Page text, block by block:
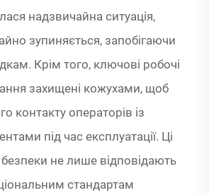
надзвичайна ситуація,
зупиняється, запобігаючи
Крім того, ключові робочі
захищені кожухами, щоб
контакту операторів із
під час експлуатації. Ці
не лише відповідають
стандартам